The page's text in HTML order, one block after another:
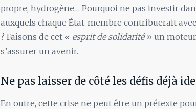
propre, hydrogène… Pourquoi ne pas investir
auxquels chaque État-membre contribuerait
? Faisons de cet « esprit de solidarité» un moteur
s’assurer un avenir.
Ne pas laisser de côté les défis déjà
En outre, cette crise ne peut être un prétexte